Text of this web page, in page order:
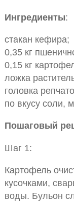
Ингредиенты:
стакан кефира;
0,35 кг
0,15 кг
ложка
головка
по вкусу соли,
Пошаговый
Шаг 1:
Картофель
кусочками,
воды. Бульон